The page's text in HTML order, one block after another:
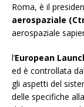
Roma, è il
aerospaziale
aerospaziale
l’European
ed è controllata
gli aspetti del
delle specifiche